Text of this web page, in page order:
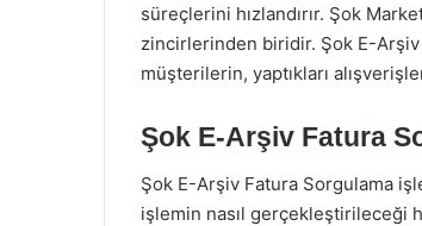
süreçlerini hızlandırır. Şok
zincirlerinden biridir. Şok E-
müşterilerin, yaptıkları
Şok E-Arşiv Fatura
Şok E-Arşiv Fatura Sorgulama
işlemin nasıl gerçekleştirileceği